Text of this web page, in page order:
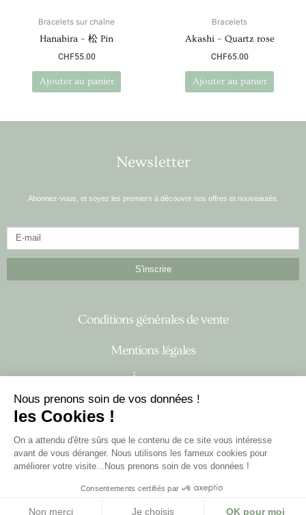
Bracelets sur chaîne
Hanabira – 松 Pin
CHF55.00
Ajouter au panier
Bracelets
Akashi – Quartz rose
CHF65.00
Ajouter au panier
Newsletter
Abonnez-vous, et soyez les premiers à découvrir nos offres et nouveautés.
S'inscrire
Conditions générales de vente
Mentions légales
À propos
n
s
t
a
a
c
e
b
o
Nous prenons soin de vos données !
les Cookies !
On a attendu d'être sûrs que le contenu de ce site vous intéresse
avant de vous déranger. Nous utilisons les fameux cookies pour
améliorer votre visite...Nous prenons soin de vos données !
Consentements certifiés par
Non merci Je choisis OK pour moi